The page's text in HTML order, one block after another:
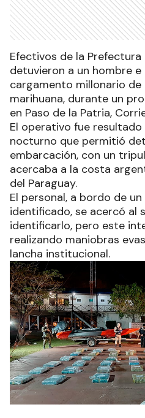
Efectivos de la Prefectura
detuvieron a un hombre
cargamento millonario de
marihuana, durante un
en Paso de la Patria,
El operativo fue
nocturno que permitió
embarcación, con un
acercaba a la costa
del Paraguay.
El personal, a bordo de
identificado, se acercó al
identificarlo, pero este
realizando maniobras
lancha institucional.